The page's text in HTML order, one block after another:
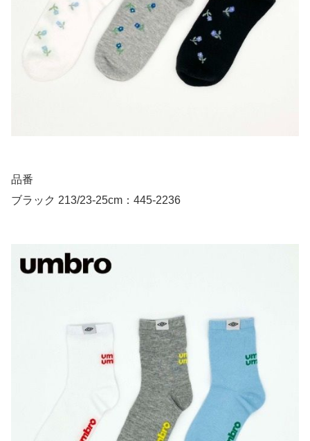
品番
ブラック 213/23-25cm：445-2236